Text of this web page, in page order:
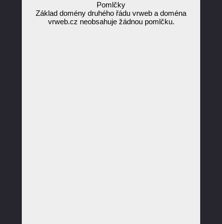
Pomlčky
Základ domény druhého řádu vrweb a doména
vrweb.cz neobsahuje žádnou pomlčku.